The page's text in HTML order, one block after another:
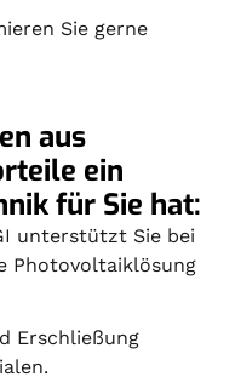
Sie gerne
aus
ein
für Sie hat:
unterstützt Sie bei
Photovoltaiklösung
Erschließung